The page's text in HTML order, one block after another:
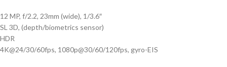
12 MP, f/2.2, 23mm (wide), 1/3.6″
SL 3D, (depth/biometrics sensor)
HDR
4K@24/30/60fps, 1080p@30/60/120fps, gyro-EIS